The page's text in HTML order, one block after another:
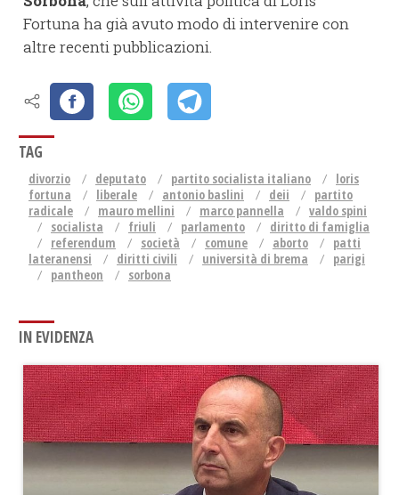
Fortuna ha già avuto modo di intervenire con
altre recenti pubblicazioni.
TAG
divorzio deputato partito socialista italiano
loris
fortuna
liberale antonio baslini deii
partito
radicale
mauro mellini marco pannella
valdo spini
socialista
friuli parlamento
diritto di famiglia
referendum
società comune aborto
patti
lateranensi
diritti civili università di brema
parigi
pantheon
sorbona
IN EVIDENZA